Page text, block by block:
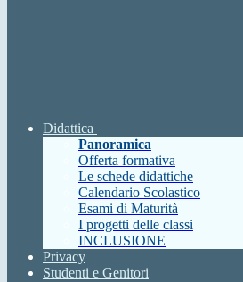
Didattica
Panoramica
Offerta formativa
Le schede didattiche
Calendario Scolastico
Esami di Maturità
I progetti delle classi
INCLUSIONE
Privacy
Studenti e Genitori